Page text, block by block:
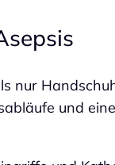
nur
und